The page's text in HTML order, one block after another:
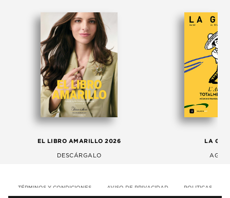
EL LIBRO AMARILLO 2026
DESCÁRGALO
LA
TÉRMINOS Y CONDICIONES AVISO DE PRIVACIDAD POLITICAS